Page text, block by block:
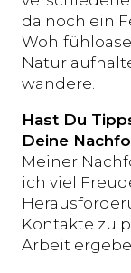
da noch ein
Natur
wandere.
Hast Du
Deine
Meiner
ich viel
Kontakte zu
Arbeit